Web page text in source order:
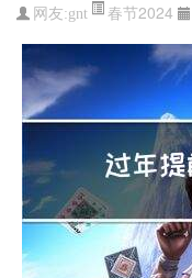
网友:gnt 春节2024